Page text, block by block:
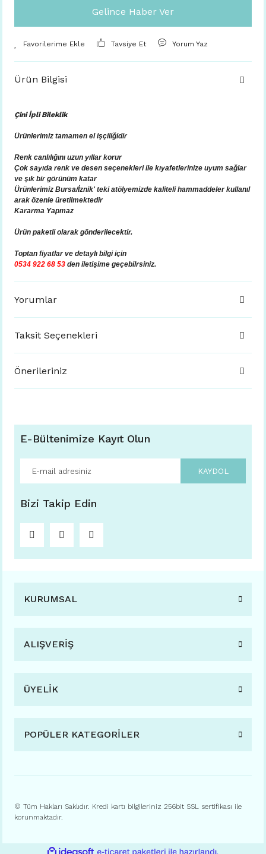
Gelince Haber Ver
Tavsiye Et Yorum Yaz
Ürün Bilgisi
Çini İpli Bileklik
Ürünlerimiz tamamen el işçiliğidir
Renk canlılığını uzun yıllar korur
Çok sayıda renk ve desen seçenekleri ile kıyafetlerinize uyum sağlar
ve şık bir görünüm katar
Ürünlerimiz Bursa/İznik' teki atölyemizde kaliteli hammaddeler kullanıl
arak özenle üretilmektedir
Kararma Yapmaz
Ürün paketli olarak gönderilecektir.
Toptan fiyatlar ve detaylı bilgi için
0534 922 68 53 den iletişime geçebilrsiniz.
Yorumlar
Taksit Seçenekleri
Önerileriniz
E-Bültenimize Kayıt Olun
KAYDOL
Bizi Takip Edin
KURUMSAL
ALIŞVERİŞ
ÜYELİK
POPÜLER KATEGORİLER
© Tüm Hakları Saklıdır. Kredi kartı bilgileriniz 256bit SSL sertifikası ile
korunmaktadır.
ideasoft e-